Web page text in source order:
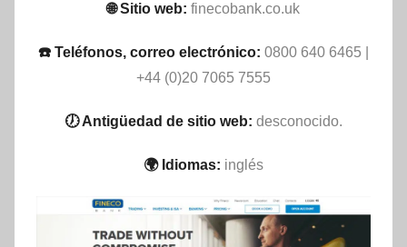
🌐 Sitio web: finecobank.co.uk
☎️ Teléfonos, correo electrónico: 0800 640 6465 |
+44 (0)20 7065 7555
🕖 Antigüedad de sitio web: desconocido.
🌍 Idiomas: inglés